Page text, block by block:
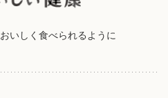
おいしく食べられるように